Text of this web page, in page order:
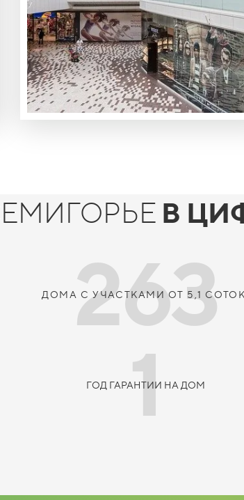
В
263
ДОМА С УЧАСТКАМИ ОТ 5,1 СОТОК
1
ГОД ГАРАНТИИ НА ДОМ